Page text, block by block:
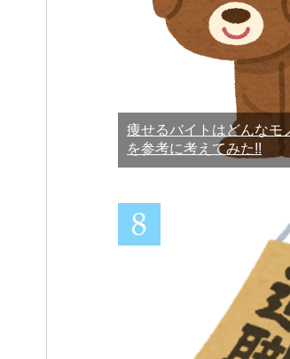
痩せるバイトはどんなモ
を参考に考えてみた!!